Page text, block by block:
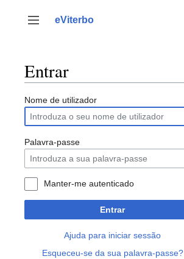
para
Alternar barra lateral
eViterbo
Entrar
Nome de utilizador
Palavra-passe
Manter-me autenticado
Entrar
Ajuda para iniciar sessão
Esqueceu-se da sua palavra-passe?